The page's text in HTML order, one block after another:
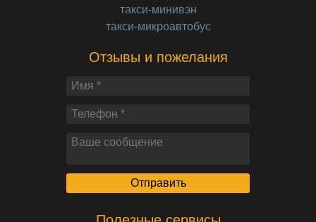
такси-минивэн
такси-микроавтобус
Отзывы и пожелания